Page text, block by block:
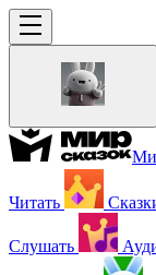
Читать
Слушать